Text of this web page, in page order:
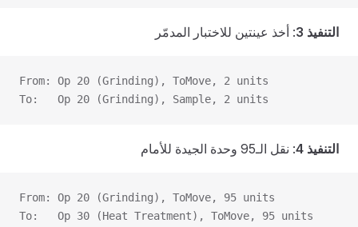
التنفيذ 3 : أخذ عينتين للاختبار المدمّر
From: Op 20 (Grinding), ToMove, 2 units
To:   Op 20 (Grinding), Sample, 2 units
التنفيذ 4 : نقل الـ95 وحدة الجيدة للأمام
From: Op 20 (Grinding), ToMove, 95 units
To:   Op 30 (Heat Treatment), ToMove, 95 units